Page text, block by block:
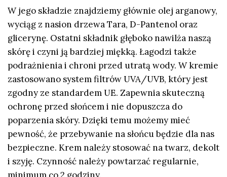
W jego składzie znajdziemy głównie olej arganowy,
wyciąg z nasion drzewa Tara, D-Pantenol oraz
glicerynę. Ostatni składnik głęboko nawilża naszą
skórę i czyni ją bardziej miękką. Łagodzi także
podrażnienia i chroni przed utratą wody. W kremie
zastosowano system filtrów UVA/UVB, który jest
zgodny ze standardem UE. Zapewnia skuteczną
ochronę przed słońcem i nie dopuszcza do
poparzenia skóry. Dzięki temu możemy mieć
pewność, że przebywanie na słońcu będzie dla nas
bezpieczne. Krem należy stosować na twarz, dekolt
i szyję. Czynność należy powtarzać regularnie,
minimum co 2 godziny.